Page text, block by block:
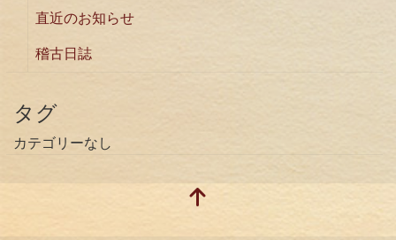
直近のお知らせ
稽古日誌
タグ
カテゴリーなし